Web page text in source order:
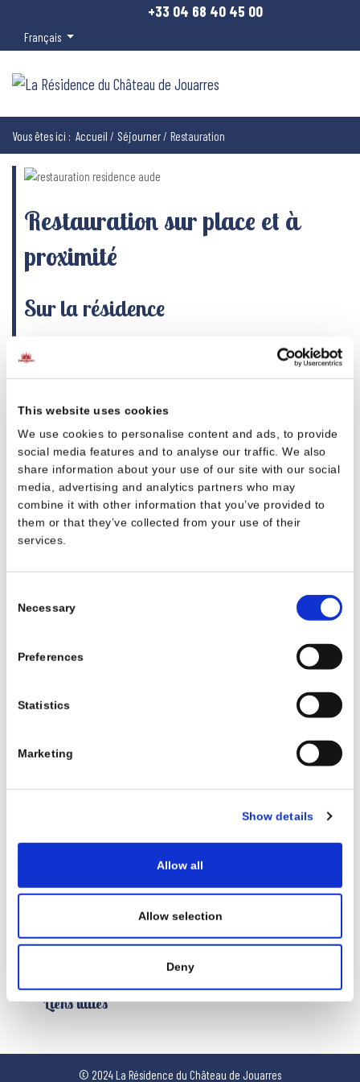
This website uses cookies
We use cookies to personalise content and ads, to provide
social media features and to analyse our traffic. We also
share information about your use of our site with our social
media, advertising and analytics partners who may
combine it with other information that you’ve provided to
them or that they’ve collected from your use of their
services.
Selection
Necessary
Preferences
Statistics
Marketing
Show details
Allow all
Allow selection
Deny
+33 04 68 40 45 00
Sélectionnez votre langue
Français
Vous êtes ici : Accueil Séjourner Restauration
Restauration sur place et à
proximité
Sur la résidence
Petit-déjeuner 10€ - Enfants 7€ - Gratuit pour les - de 5 ans
(possibilité de commander au moment de la location en ligne sur
Bar / Snack équipé d’une télé (compétitions sportives) situé au
hors juillet/aout : les vendredis, samedis, dimanches et
jours fériés
juillet/aout : tous les jours
Commande de pains et de viennoiseries au bar
Vente de vins du Minervois
A proximité
De nombreux restaurants, pour tous les gouts et pour tous les
budgets à proximité de la résidence (Homps, Azille, La Redorte,
Des marchés de producteurs ou vous trouverez les meilleurs
les incontournables Halles Gourmandes de Narbonne
1,5 km - Superette Utile, ouverte tous les jours de 7h à
6 km - Vival et Casino - Olonzac
Animation juillet/août
Services
Activités
Liens utiles
© 2024 La Résidence du Château de Jouarres